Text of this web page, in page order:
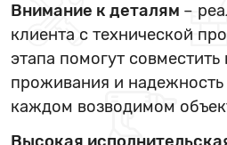
Внимание к деталям –
клиента с технической
этапа помогут
проживания и надежность
каждом возводимом